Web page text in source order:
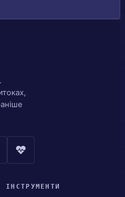
ІНСТРУМЕНТИ